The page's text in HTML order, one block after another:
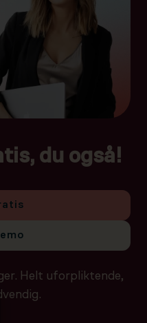
du også!
Helt uforpliktende,